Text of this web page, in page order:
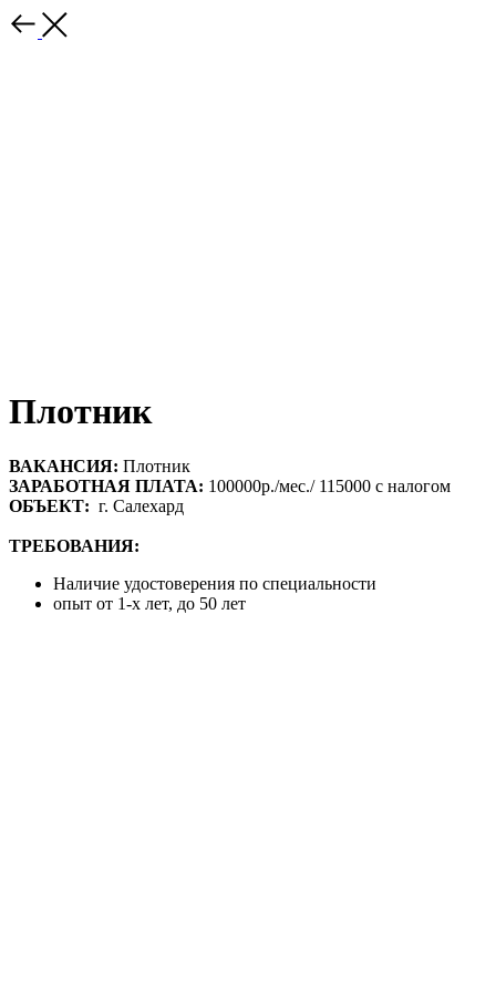
Плотник
ВАКАНСИЯ: Плотник
ЗАРАБОТНАЯ ПЛАТА: 100000р./мес./ 115000 с налогом
ОБЪЕКТ: г. Салехард
ТРЕБОВАНИЯ:
Наличие удостоверения по специальности
опыт от 1-х лет, до 50 лет